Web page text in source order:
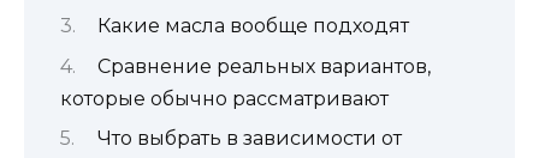
Какие масла вообще подходят
Сравнение реальных вариантов,
которые обычно рассматривают
Что выбрать в зависимости от